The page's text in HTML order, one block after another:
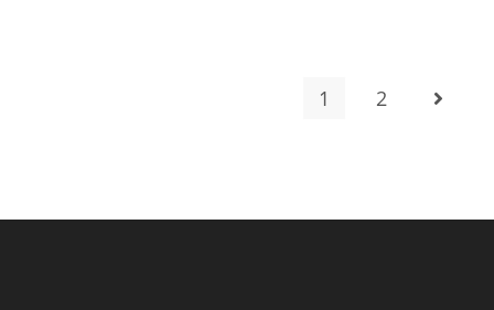
1 2 Aller à